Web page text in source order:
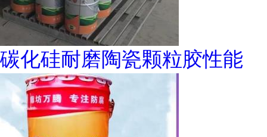
碳化硅耐磨陶瓷颗粒胶性能